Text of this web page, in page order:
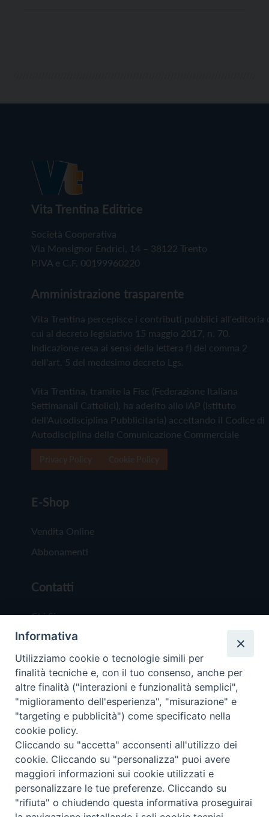
Vita Trentina Editrice
Società Cooperativa
Via Monsignor Endrici, 14 – 38122 Trento
P.IVA e C.F. 00199960220
Amministrazione trasparente
Vita Trentina percepisce i contributi pubblici all'editoria
cui al decreto legislativo 15 maggio 2017, n. 70.
Indicazione resa ai sensi della lettera f) del comma 2
dell'art. 5 del medesimo decreto Lgs.
Vita Trentina, tramite la Fisc (Federazione Italiana
Settimanali Cattolici), ha aderito allo IAP (Istituto
dell'Autodisciplina Pubblicitaria) accettando il Codice di
Autodisciplina della Comunicazione Commerciale
E-Shop
Vendita Online
Abbonamenti
Contatti
Chi Siamo
Redazione
Scrivici
Copyright © 2019 - Tutti i diritti riservati - Vita
Trentina Editrice
Privacy Policy
Torna
Informativa
Utilizziamo cookie o tecnologie simili per
finalità tecniche e, con il tuo consenso, anche per
altre finalità ("interazioni e funzionalità semplici",
"miglioramento dell'esperienza", "misurazione" e
"targeting e pubblicità") come specificato nella
cookie policy.
Cliccando su "accetta" acconsenti all'utilizzo dei
cookie. Cliccando su "personalizza" puoi avere
maggiori informazioni sui cookie utilizzati e
personalizzare le tue preferenze. Cliccando su
"rifiuta" o chiudendo questa informativa proseguirai